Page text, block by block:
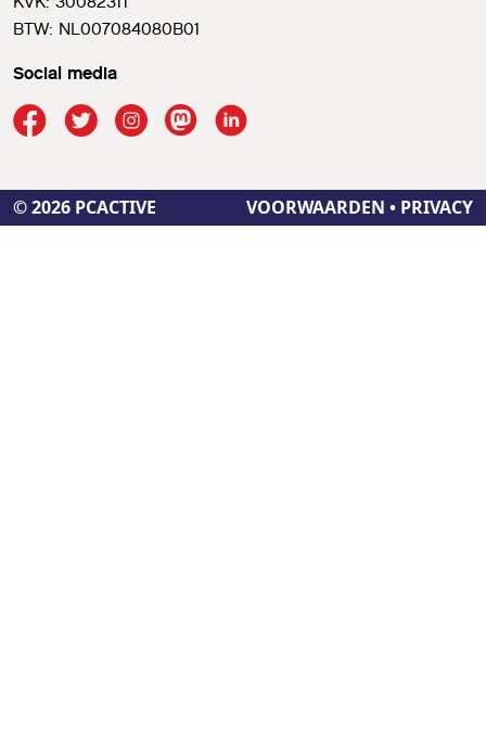
BTW: NL007084080B01
Social media
© 2026 PCACTIVE VOORWAARDEN • PRIVACY